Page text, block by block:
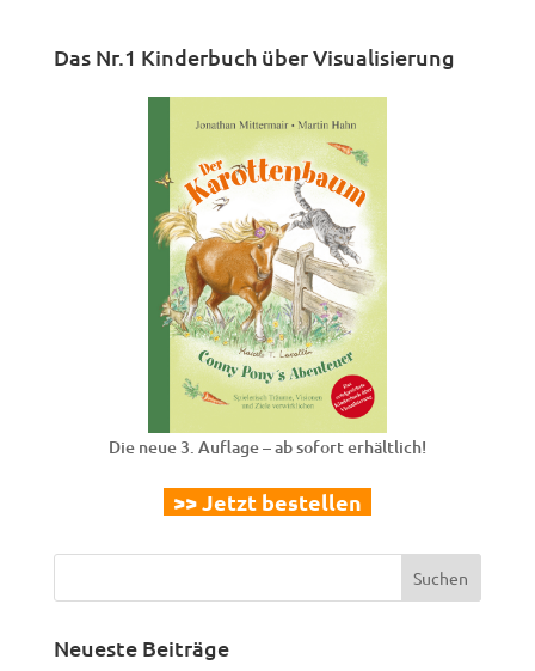
Das Nr.1 Kinderbuch über Visualisierung
Die neue 3. Auflage – ab sofort erhältlich!
>> Jetzt bestellen
Neueste Beiträge